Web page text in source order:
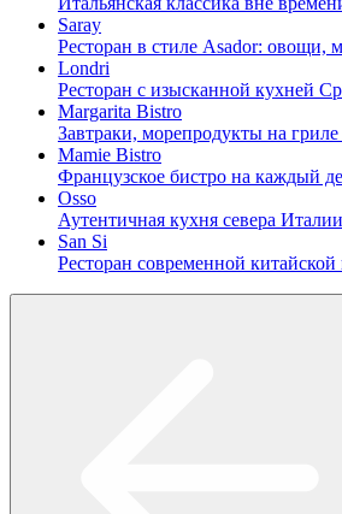
Saray
Ресторан в стиле Asador: овощи,
Londri
Ресторан с изысканной кухней
Margarita Bistro
Завтраки, морепродукты на
Mamie Bistro
Французское бистро на каждый
Osso
Аутентичная кухня севера Италии
San Si
Ресторан современной китайской